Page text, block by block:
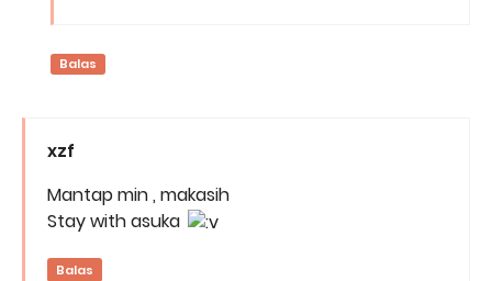
Balas
xzf
Mantap min , makasih
Stay with asuka
Balas